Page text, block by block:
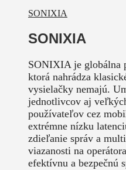
SONIXIA
SONIXIA
SONIXIA je globálna
ktorá nahrádza
vysielačky nemajú.
jednotlivcov aj
používateľov cez
extrémne nízku
zdieľanie správ a
viazanosti na
efektívnu a bezpečnú